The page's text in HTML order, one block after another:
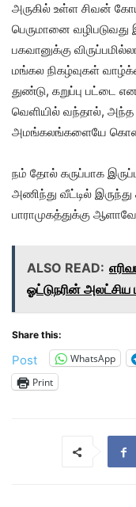
அருகில் உள்ள சிவன்
பெருமானை வழிபடுவது
பகவானுக்கு
மங்கல நிகழ்வுகள்
துண்டு, கறுப்பு பட்டை
வெளியில் வந்தால், அந்த
அமங்கலங்களையே
நம் தோல் கருப்பாக
அணிந்து வீட்டில் இருந்து
பாராமுகத்துக்கு
ALSO READ:
ஓட்டுநரின் அலட்சிய
Share this:
Post WhatsApp
Print